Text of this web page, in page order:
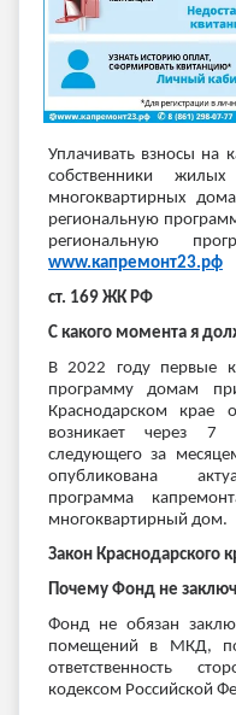
Уплачивать взносы на
собственники
многоквартирных
региональную
региональную
www.капремонт23.рф
ст. 169 ЖК РФ
С какого момента я
В 2022 году первые
программу домам
Краснодарском крае
возникает через 7
следующего за
опубликована
программа
многоквартирный дом.
Закон Краснодарского
Почему Фонд не
Фонд не обязан
помещений в МКД,
ответственность
кодексом Российской